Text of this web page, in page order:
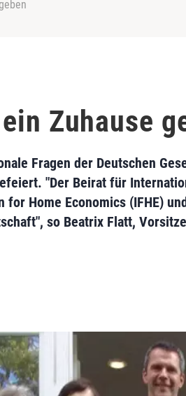
Zuhause
Fragen der Deutschen
"Der Beirat für
for Home Economics (IFHE)
so Beatrix Flatt,